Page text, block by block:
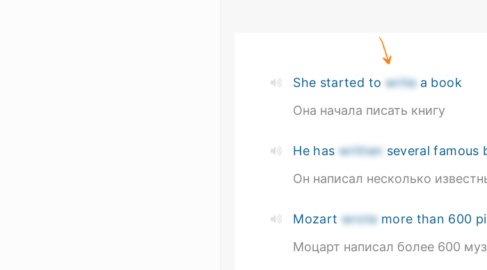
She started to writea book
Она начала писать книгу
He has written several famous
Он написал несколько
Mozart wrotemore than 600
Моцарт написал более 600